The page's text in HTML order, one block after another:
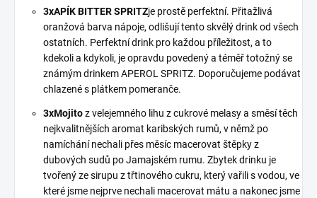
3xAPÍK BITTER SPRITZje prostě perfektní. Přitažlivá
oranžová barva nápoje, odlišují tento skvělý drink od všech
ostatních. Perfektní drink pro každou příležitost, a to
kdekoli a kdykoli, je opravdu povedený a téměř totožný se
známým drinkem APEROL SPRITZ. Doporučujeme podávat
chlazené s plátkem pomeranče.
3xMojitoz velejemného lihu z cukrové melasy a směsí těch
nejkvalitnějších aromat karibských rumů, v němž po
namíchání nechali přes měsíc macerovat štěpky z
dubových sudů po Jamajském rumu. Zbytek drinku je
tvořený ze sirupu z třtinového cukru, který vařili s vodou, ve
které jsme nejprve nechali macerovat mátu a nakonec jsme